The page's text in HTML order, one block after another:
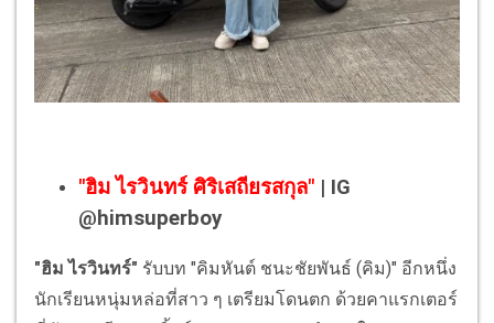
"ฮิม ไรวินทร์ ศิริเสถียรสกุล" | IG
@himsuperboy
"ฮิม ไรวินทร์" รับบท "คิมหันต์ ชนะชัยพันธ์ (คิม)" อีกหนึ่ง
นักเรียนหนุ่มหล่อที่สาว ๆ เตรียมโดนตก ด้วยคาแรกเตอร์